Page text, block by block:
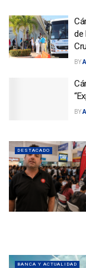
de
BY
BY
DESTACADO
BANCA Y ACTUALIDAD